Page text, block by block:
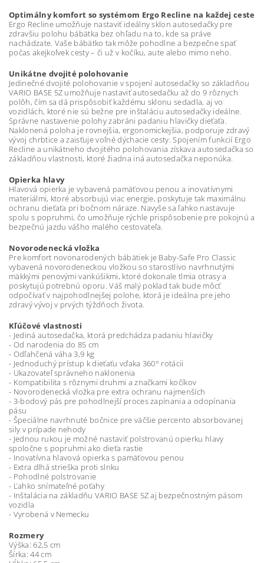
Optimálny komfort so systémom Ergo Recline na každej ceste
Ergo Recline umožňuje nastaviť ideálny sklon autosedačky pre
zdravšiu polohu bábätka bez ohľadu na to, kde sa práve
nachádzate. Vaše bábätko tak môže pohodlne a bezpečne spať
počas akejkoľvek cesty – či už v kočíku, aute alebo mimo neho.
Unikátne dvojité polohovanie
Jedinečné dvojité polohovanie v spojení autosedačky so základňou
VARIO BASE 5Z umožňuje nastaviť autosedačku až do 9 rôznych
polôh, čím sa dá prispôsobiť každému sklonu sedadla, aj vo
vozidlách, ktoré nie sú bežne pre inštaláciu autosedačky ideálne.
Správne nastavenie polohy zabráni padaniu hlavičky dieťaťa.
Naklonená poloha je rovnejšia, ergonomickejšia, podporuje zdravý
vývoj chrbtice a zaisťuje voľné dýchacie cesty. Spojením funkcií Ergo
Recline a unikátneho dvojitého polohovania získava autosedačka so
základňou vlastnosti, ktoré žiadna iná autosedačka neponúka.
Opierka hlavy
Hlavová opierka je vybavená pamäťovou penou a inovatívnymi
materiálmi, ktoré absorbujú viac energie, poskytuje tak maximálnu
ochranu dieťaťa pri bočnom náraze. Navyše sa ľahko nastavuje
spolu s popruhmi, čo umožňuje rýchle prispôsobenie pre pokojnú a
bezpečnú jazdu vášho malého cestovateľa.
Novorodenecká vložka
Pre komfort novonarodených bábätiek je Baby-Safe Pro Classic
vybavená novorodeneckou vložkou so starostlivo navrhnutými
mäkkými penovými vankúšikmi, ktoré dokonale tlmia otrasy a
poskytujú potrebnú oporu. Váš malý poklad tak bude môcť
odpočívať v najpohodlnejšej polohe, ktorá je ideálna pre jeho
zdravý vývoj v prvých týždňoch života.
Kľúčové vlastnosti
- Jediná autosedačka, ktorá predchádza padaniu hlavičky
- Od narodenia do 85 cm
- Odľahčená váha 3,9 kg
- Jednoduchý prístup k dieťaťu vďaka 360° rotácii
- Ukazovateľ správneho naklonenia
- Kompatibilita s rôznymi druhmi a značkami kočíkov
- Novorodenecká vložka pre extra ochranu najmenších
- 3-bodový pás pre pohodlnejší proces zapínania a odopínania
pásu
- Špeciálne navrhnuté bočnice pre väčšie percento absorbovanej
sily v prípade nehody
- Jednou rukou je možné nastaviť polstrovanú opierku hlavy
spoločne s popruhmi ako dieťa rastie
- Inovatívna hlavová opierka s pamäťovou penou
- Extra dlhá strieška proti slnku
- Pohodlné polstrovanie
- Ľahko snímateľné poťahy
- Inštalácia na základňu VARIO BASE 5Z aj bezpečnostným pásom
vozidla
- Vyrobená v Nemecku
Rozmery
Výška: 62,5 cm
Šírka: 44 cm